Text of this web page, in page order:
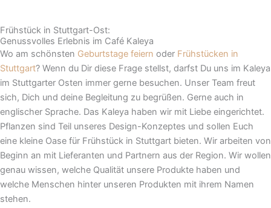
Frühstück in Stuttgart-Ost:
Genussvolles Erlebnis im Café Kaleya
Wo am schönsten Geburtstage feiern oder Frühstücken in
Stuttgart? Wenn du Dir diese Frage stellst, darfst Du uns im Kaleya
im Stuttgarter Osten immer gerne besuchen. Unser Team freut
sich, Dich und deine Begleitung zu begrüßen. Gerne auch in
englischer Sprache. Das Kaleya haben wir mit Liebe eingerichtet.
Pflanzen sind Teil unseres Design-Konzeptes und sollen Euch
eine kleine Oase für Frühstück in Stuttgart bieten. Wir arbeiten von
Beginn an mit Lieferanten und Partnern aus der Region. Wir wollen
genau wissen, welche Qualität unsere Produkte haben und
welche Menschen hinter unseren Produkten mit ihrem Namen
stehen.